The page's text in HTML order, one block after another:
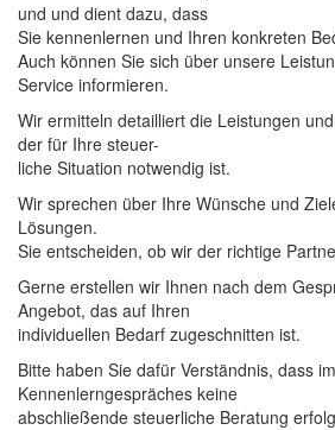
und und dient dazu, dass
Sie kennenlernen und Ihren konkreten
Auch können Sie sich über unsere
Service informieren.
Wir ermitteln detailliert die Leistungen
der für Ihre steuer-
liche Situation notwendig ist.
Wir sprechen über Ihre Wünsche und
Lösungen.
Sie entscheiden, ob wir der richtige
Gerne erstellen wir Ihnen nach dem
Angebot, das auf Ihren
individuellen Bedarf zugeschnitten ist.
Bitte haben Sie dafür Verständnis, dass
Kennenlerngespräches keine
abschließende steuerliche Beratung